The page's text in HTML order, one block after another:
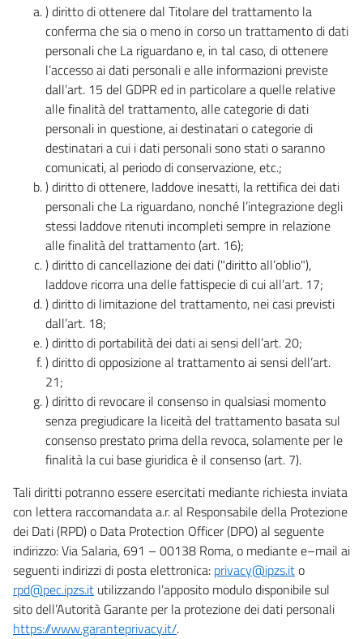
) diritto di ottenere dal Titolare del trattamento la
conferma che sia o meno in corso un trattamento di dati
personali che La riguardano e, in tal caso, di ottenere
l’accesso ai dati personali e alle informazioni previste
dall’art. 15 del GDPR ed in particolare a quelle relative
alle finalità del trattamento, alle categorie di dati
personali in questione, ai destinatari o categorie di
destinatari a cui i dati personali sono stati o saranno
comunicati, al periodo di conservazione, etc.;
) diritto di ottenere, laddove inesatti, la rettifica dei dati
personali che La riguardano, nonché l’integrazione degli
stessi laddove ritenuti incompleti sempre in relazione
alle finalità del trattamento (art. 16);
) diritto di cancellazione dei dati ("diritto all’oblio"),
laddove ricorra una delle fattispecie di cui all’art. 17;
) diritto di limitazione del trattamento, nei casi previsti
dall’art. 18;
) diritto di portabilità dei dati ai sensi dell’art. 20;
) diritto di opposizione al trattamento ai sensi dell’art.
21;
) diritto di revocare il consenso in qualsiasi momento
senza pregiudicare la liceità del trattamento basata sul
consenso prestato prima della revoca, solamente per le
finalità la cui base giuridica è il consenso (art. 7).
Tali diritti potranno essere esercitati mediante richiesta inviata
con lettera raccomandata a.r. al Responsabile della Protezione
dei Dati (RPD) o Data Protection Officer (DPO) al seguente
indirizzo: Via Salaria, 691 – 00138 Roma, o mediante e–mail ai
seguenti indirizzi di posta elettronica: privacy@ipzs.ito
rpd@pec.ipzs.it utilizzando l’apposito modulo disponibile sul
sito dell’Autorità Garante per la protezione dei dati personali
https://www.garanteprivacy.it/.